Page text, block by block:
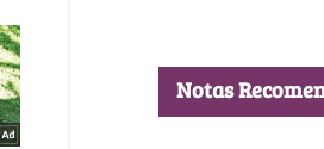
Notas